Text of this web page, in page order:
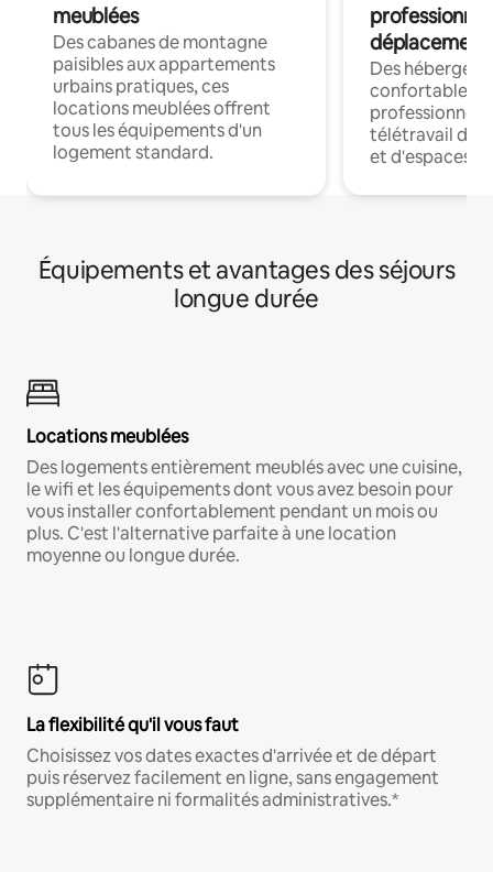
meublées
Des cabanes de montagne
paisibles aux appartements
urbains pratiques, ces
locations meublées offrent
tous les équipements d'un
logement standard.
déplacement
Des
confortables
professionnels
télétravail
et d'espaces
Équipements et avantages des séjours
longue durée
Locations meublées
Des logements entièrement meublés avec une cuisine,
le wifi et les équipements dont vous avez besoin pour
vous installer confortablement pendant un mois ou
plus. C'est l'alternative parfaite à une location
moyenne ou longue durée.
La flexibilité qu'il vous faut
Choisissez vos dates exactes d'arrivée et de départ
puis réservez facilement en ligne, sans engagement
supplémentaire ni formalités administratives.*